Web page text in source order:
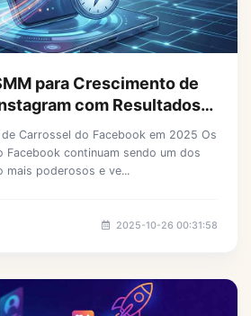
para Crescimento de
com Resultados
Carrossel do Facebook em 2025 Os
Facebook continuam sendo um dos
poderosos e ve...
2025-10-26 00:31:58